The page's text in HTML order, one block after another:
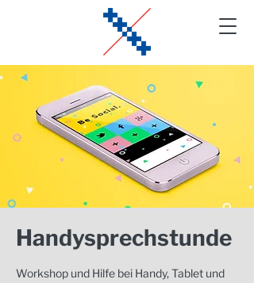
Handysprechstunde
Workshop und Hilfe bei Handy, Tablet und